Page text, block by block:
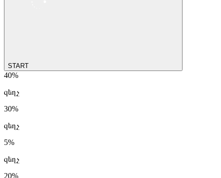
START
40%
զեղչ
30%
զեղչ
5%
զեղչ
20%